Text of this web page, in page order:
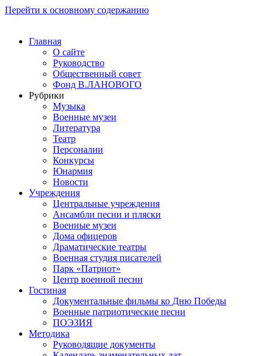
Перейти к основному содержанию
Главная
О сайте
Руководство
Общественный совет
Фонд В.ЛАНОВОГО
Рубрики
Музыка
Военные музеи
Литература
Театр
Персоналии
Конкурсы
Юнармия
Новости
Учреждения
Центральные учреждения
Ансамбли песни и пляски
Военные музеи
Дома офицеров
Драматические театры
Военная студия писателей
Парк «Патриот»
Центр военной песни
Гостиная
Документальные фильмы ко Дню Победы
Военные патриотические песни
ПОЭЗИЯ
Методика
Руководящие документы